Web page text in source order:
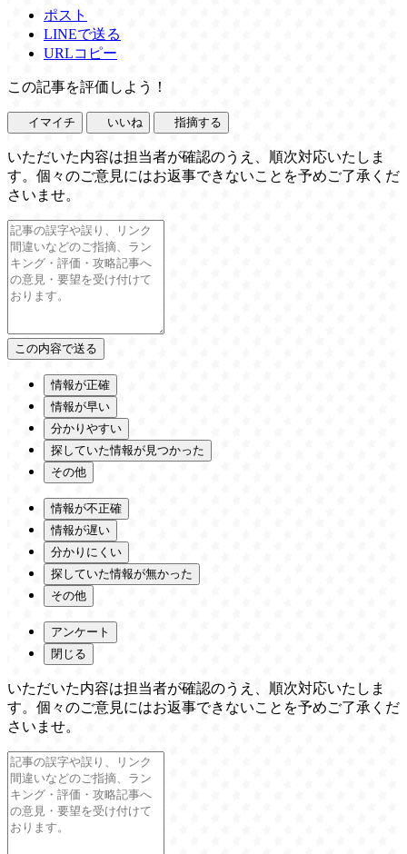
ポスト
LINEで送る
URLコピー
この記事を評価しよう！
イマイチ いいね 指摘する
いただいた内容は担当者が確認のうえ、順次対応いたしま
す。個々のご意見にはお返事できないことを予めご了承くだ
さいませ。
情報が正確
情報が早い
分かりやすい
探していた情報が見つかった
その他
情報が不正確
情報が遅い
分かりにくい
探していた情報が無かった
その他
アンケート
閉じる
いただいた内容は担当者が確認のうえ、順次対応いたしま
す。個々のご意見にはお返事できないことを予めご了承くだ
さいませ。